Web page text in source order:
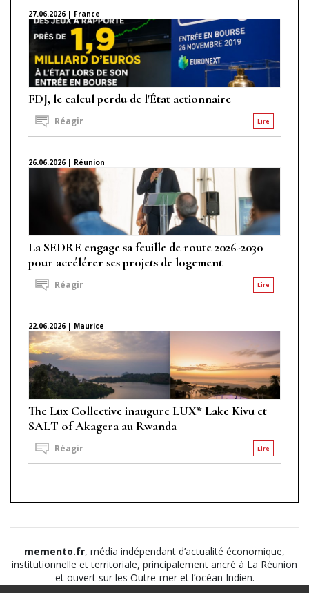
27.06.2026 | France
FDJ, le calcul perdu de l'État actionnaire
Lire
Réagir
26.06.2026 | Réunion
La SEDRE engage sa feuille de route 2026-2030
pour accélérer ses projets de logement
Lire
Réagir
22.06.2026 | Maurice
The Lux Collective inaugure LUX* Lake Kivu et
SALT of Akagera au Rwanda
Lire
Réagir
memento.fr, média indépendant d’actualité économique,
institutionnelle et territoriale, principalement ancré à La Réunion
et ouvert sur les Outre-mer et l’océan Indien.